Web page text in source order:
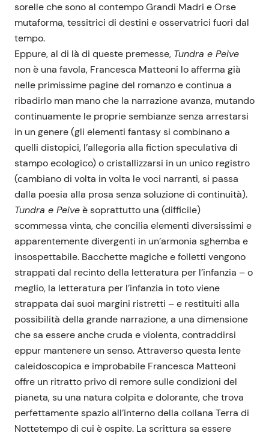
sorelle che sono al contempo Grandi Madri e Orse
mutaforma, tessitrici di destini e osservatrici fuori dal
tempo.
Eppure, al di là di queste premesse, Tundra e Peive
non è una favola, Francesca Matteoni lo afferma già
nelle primissime pagine del romanzo e continua a
ribadirlo man mano che la narrazione avanza, mutando
continuamente le proprie sembianze senza arrestarsi
in un genere (gli elementi fantasy si combinano a
quelli distopici, l’allegoria alla fiction speculativa di
stampo ecologico) o cristallizzarsi in un unico registro
(cambiano di volta in volta le voci narranti, si passa
dalla poesia alla prosa senza soluzione di continuità).
Tundra e Peiveè soprattutto una (difficile)
scommessa vinta, che concilia elementi diversissimi e
apparentemente divergenti in un’armonia sghemba e
insospettabile. Bacchette magiche e folletti vengono
strappati dal recinto della letteratura per l’infanzia – o
meglio, la letteratura per l’infanzia in toto viene
strappata dai suoi margini ristretti – e restituiti alla
possibilità della grande narrazione, a una dimensione
che sa essere anche cruda e violenta, contraddirsi
eppur mantenere un senso. Attraverso questa lente
caleidoscopica e improbabile Francesca Matteoni
offre un ritratto privo di remore sulle condizioni del
pianeta, su una natura colpita e dolorante, che trova
perfettamente spazio all’interno della collana Terra di
Nottetempo di cui è ospite. La scrittura sa essere